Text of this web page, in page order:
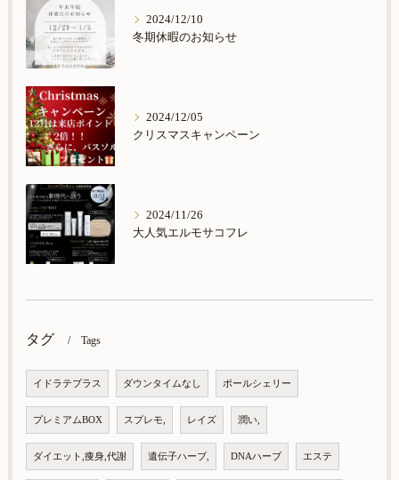
2024/12/10
冬期休暇のお知らせ
2024/12/05
クリスマスキャンペーン
2024/11/26
大人気エルモサコフレ
タグ Tags
イドラテプラス ダウンタイムなし ポールシェリー
プレミアムBOX スプレモ, レイズ 潤い,
ダイエット,痩身,代謝 遺伝子ハーブ, DNAハーブ エステ